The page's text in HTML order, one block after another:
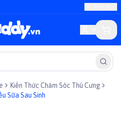
Kiến Thức Chăm Sóc Thú Cưng
Sữa Sau Sinh